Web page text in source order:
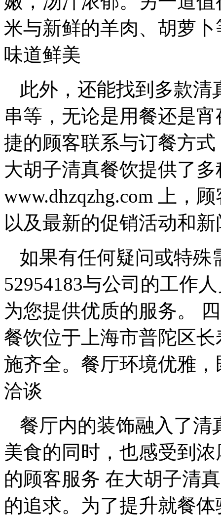
米与新鲜的羊肉、胡萝
味道鲜美
此外，还能找到多款
串等，无论是用餐还是
捷的顾客联系与订餐方
大胡子清真餐饮提供了
www.dhzqzhg.com 上，
以及最新的促销活动和
如果有任何疑问或特殊
52954183与公司的工作
为您提供优质的服务。
餐饮位于上海市普陀区
施齐全。餐厅环境优雅
洽谈
餐厅内的装饰融入了清
美食的同时，也感受到
的顾客服务 在大胡子清
的追求。为了提升就餐